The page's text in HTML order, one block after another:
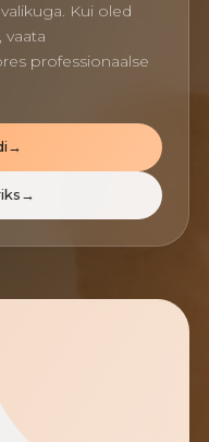
Kui oled
professionaalse
→
→